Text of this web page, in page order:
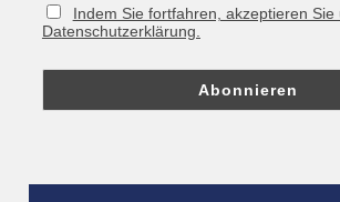
Indem Sie fortfahren, akzeptieren Sie
Datenschutzerklärung.